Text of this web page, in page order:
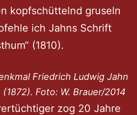
kopfschüttelnd gruseln
ich Jahns Schrift
(1810).
Friedrich Ludwig Jahn
Foto: W. Brauer/2014
zog 20 Jahre